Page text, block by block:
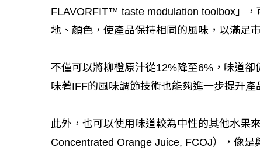
FLAVORFIT™ taste modulation toolbox」
地、顏色，使產品保持相同的風味，以滿足
不僅可以將柳橙原汁從12%降至6%，味道
味著IFF的風味調節技術也能夠進一步提升產
此外，也可以使用味道較為中性的其他水果
Concentrated Orange Juice, FCOJ），像